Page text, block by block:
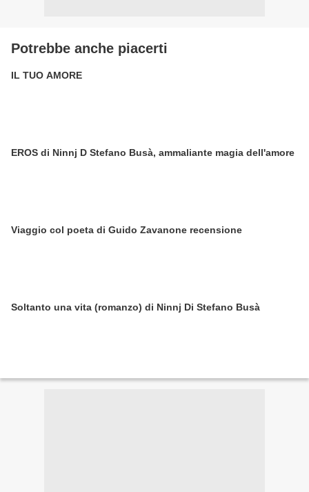
Potrebbe anche piacerti
IL TUO AMORE
EROS di Ninnj D Stefano Busà, ammaliante magia dell'amore
Viaggio col poeta di Guido Zavanone recensione
Soltanto una vita (romanzo) di Ninnj Di Stefano Busà